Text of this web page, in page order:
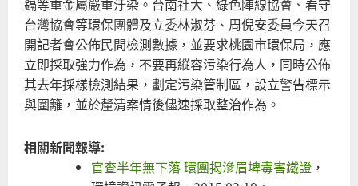
台灣協會等環保團體及立委林淑芬、周倪安委員今天召
開記者會公佈民間檢測數據，並要求桃園市環保局，應
立即採取強力作為，不要再縱容污染行為人，同時公佈
其去年採樣檢測結果，劃定污染管制區，設立警告標示
與圍籬，並於釐清案情後儘速採取整治作為。
相關新聞報導:
官查半年無下落 環團揭滲眉埤毒害鐵證 ，